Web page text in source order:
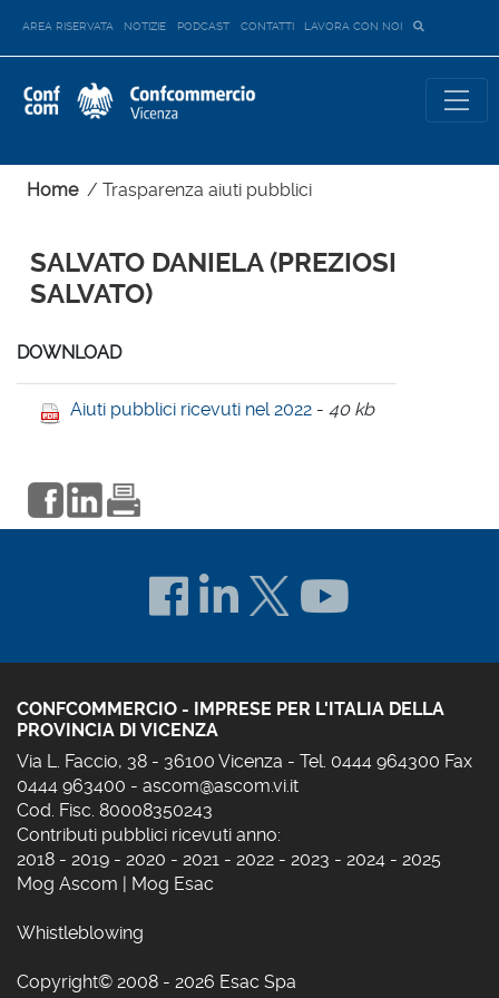
AREA RISERVATA NOTIZIE PODCAST CONTATTI LAVORA CON NOI
Home/ Trasparenza aiuti pubblici
SALVATO DANIELA (PREZIOSI
SALVATO)
DOWNLOAD
Aiuti pubblici ricevuti nel 2022 - 40 kb
CONFCOMMERCIO - IMPRESE PER L'ITALIA DELLA
PROVINCIA DI VICENZA
Via L. Faccio, 38 - 36100 Vicenza - Tel. 0444 964300 Fax
0444 963400 - ascom@ascom.vi.it
Cod. Fisc. 80008350243
Contributi pubblici ricevuti anno:
2018 - 2019 - 2020 - 2021 - 2022 - 2023 - 2024 - 2025
Mog Ascom | Mog Esac
Whistleblowing
Copyright© 2008 - 2026 Esac Spa